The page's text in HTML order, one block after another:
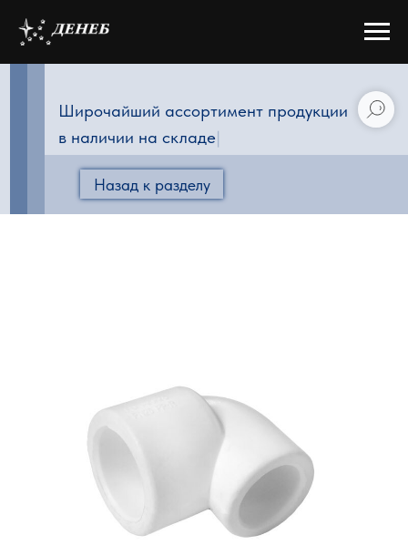
Широчайший ассортимент продукции
в наличии на складе|
Назад к разделу